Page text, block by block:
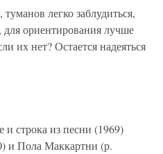
легко заблудиться,
для ориентирования лучше
их нет? Остается надеяться
и строка из песни (1969)
и Пола Маккартни (р.